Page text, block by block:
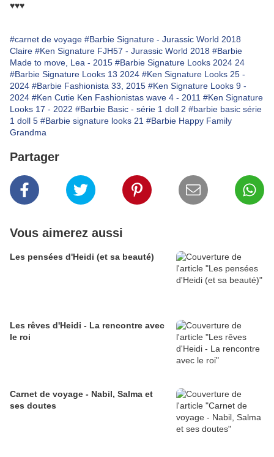
♥♥♥
#carnet de voyage #Barbie Signature - Jurassic World 2018
Claire #Ken Signature FJH57 - Jurassic World 2018 #Barbie
Made to move, Lea - 2015 #Barbie Signature Looks 2024 24
#Barbie Signature Looks 13 2024 #Ken Signature Looks 25 -
2024 #Barbie Fashionista 33, 2015 #Ken Signature Looks 9 -
2024 #Ken Cutie Ken Fashionistas wave 4 - 2011 #Ken Signature
Looks 17 - 2022 #Barbie Basic - série 1 doll 2 #barbie basic série
1 doll 5 #Barbie signature looks 21 #Barbie Happy Family
Grandma
Partager
Vous aimerez aussi
Les pensées d'Heidi (et sa beauté)
Les rêves d'Heidi - La rencontre avec
le roi
Carnet de voyage - Nabil, Salma et
ses doutes